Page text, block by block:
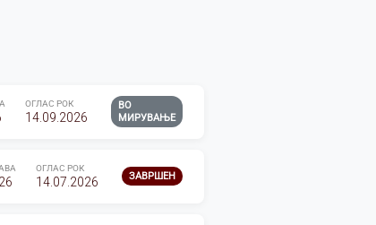
ОГЛАС РОК
14.09.2026
ВО
МИРУВАЊЕ
ОГЛАС РОК
14.07.2026 ЗАВРШЕН